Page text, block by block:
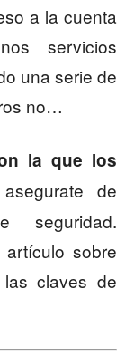
a la cuenta
servicios
una serie de
no…
la que los
de
seguridad.
artículo sobre
claves de